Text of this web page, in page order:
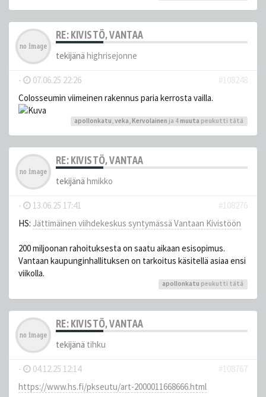
RE: KIVISTÖ, VANTAA
tekijänä highrisejonne
- 07.06.25 22:26
#108248
Colosseumin viimeinen rakennus paria kerrosta vailla.
apollonkatu,veka, Kervolainen ja 4 muuta peukutti tätä
RE: KIVISTÖ, VANTAA
tekijänä hmikko
- 13.06.25 17:41
#108276
HS: Jättimäinen viihdekeskus syntymässä Vantaan Kivistöön
200 miljoonan rahoituksesta on saatu aikaan esisopimus.
Vantaan kaupunginhallituksen on tarkoitus käsitellä asiaa ensi
viikolla.
apollonkatu peukutti tätä
RE: KIVISTÖ, VANTAA
tekijänä tihku
- 04.12.25 12:14
#108767
https://www.hs.fi/pkseutu/art-2000011668666.html